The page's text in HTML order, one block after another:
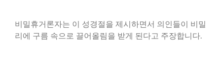
비밀휴거론자는 이 성경절을 제시하면서 의인들이 비밀
리에 구름 속으로 끌어올림을 받게 된다고 주장합니다.